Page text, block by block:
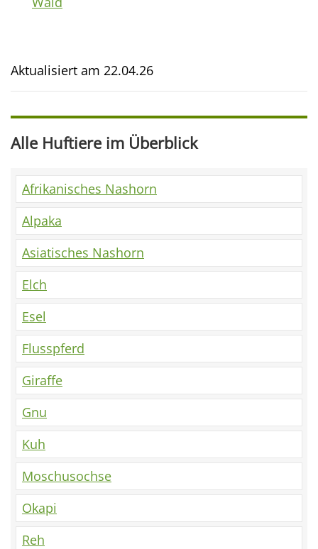
Aktualisiert am 22.04.26
Alle Huftiere im Überblick
Afrikanisches Nashorn
Alpaka
Asiatisches Nashorn
Elch
Esel
Flusspferd
Giraffe
Gnu
Kuh
Moschusochse
Okapi
Reh